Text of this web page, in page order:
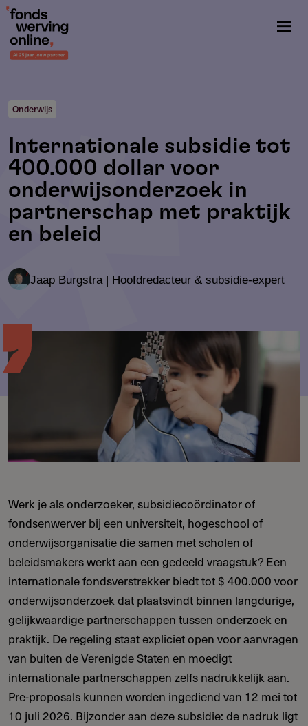
Overslaan
naar
de
Onderwijs
Internationale subsidie tot
400.000 dollar voor
onderwijsonderzoek in
partnerschap met praktijk
en beleid
Jaap Burgstra | Hoofdredacteur & subsidie-expert
Werk je als onderzoeker, subsidiecoördinator of
fondsenwerver bij een universiteit, hogeschool of
onderwijsorganisatie die samen met scholen of
beleidsmakers werkt aan een gedeeld vraagstuk? Een
internationale fondsverstrekker biedt tot $ 400.000 voor
onderwijsonderzoek dat plaatsvindt binnen langdurige,
gelijkwaardige partnerschappen tussen onderzoek en
praktijk. De regeling staat expliciet open voor aanvragen
van buiten de Verenigde Staten en moedigt
internationale partnerschappen zelfs nadrukkelijk aan.
Pre-proposals kunnen worden ingediend van 12 mei tot
10 juli 2026. Bijzonder aan deze subsidie: de nadruk ligt